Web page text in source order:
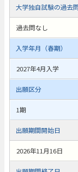
大学独自試験の過去
過去問なし
入学年月（春期）
2027年4月入学
出願区分
1期
出願期間開始日
2026年11月16日